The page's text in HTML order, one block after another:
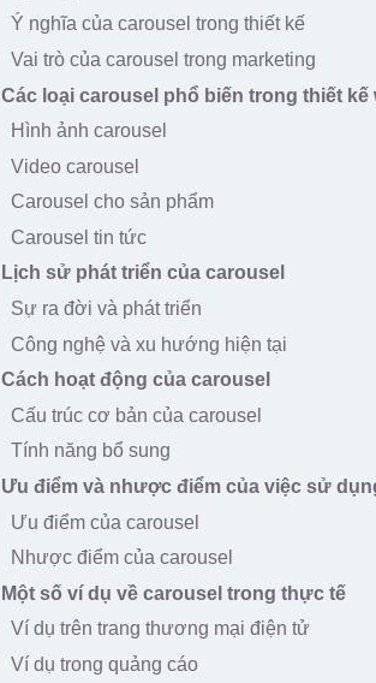
Ý nghĩa của carousel trong thiết kế
Vai trò của carousel trong marketing
Các loại carousel phổ biến trong thiết kế
Hình ảnh carousel
Video carousel
Carousel cho sản phẩm
Carousel tin tức
Lịch sử phát triển của carousel
Sự ra đời và phát triển
Công nghệ và xu hướng hiện tại
Cách hoạt động của carousel
Cấu trúc cơ bản của carousel
Tính năng bổ sung
Ưu điểm và nhược điểm của việc sử
Ưu điểm của carousel
Nhược điểm của carousel
Một số ví dụ về carousel trong thực tế
Ví dụ trên trang thương mại điện tử
Ví dụ trong quảng cáo